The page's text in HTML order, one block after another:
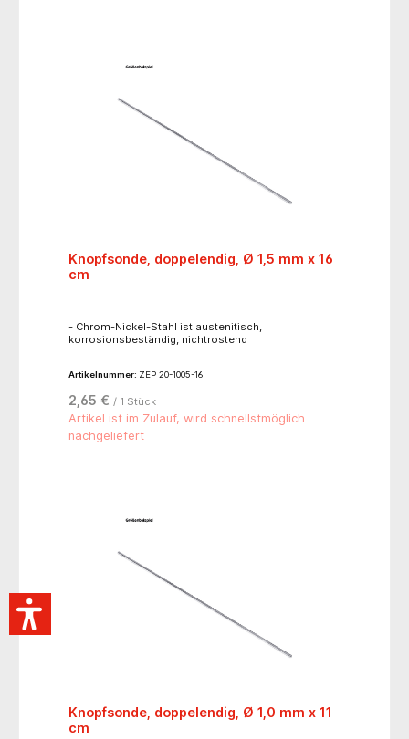
Knopfsonde, doppelendig, Ø 1,5 mm x 16
cm
- Chrom-Nickel-Stahl ist austenitisch,
korrosionsbeständig, nichtrostend
Artikelnummer: ZEP 20-1005-16
2,65 € / 1 Stück
Artikel ist im Zulauf, wird schnellstmöglich
nachgeliefert
Knopfsonde, doppelendig, Ø 1,0 mm x 11
cm